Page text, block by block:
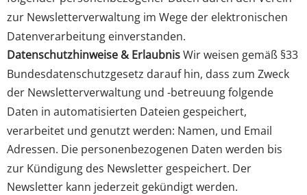
zur Newsletterverwaltung im Wege der elektronischen
Datenverarbeitung einverstanden.
Datenschutzhinweise & ErlaubnisWir weisen gemäß §33
Bundesdatenschutzgesetz darauf hin, dass zum Zweck
der Newsletterverwaltung und -betreuung folgende
Daten in automatisierten Dateien gespeichert,
verarbeitet und genutzt werden: Namen, und Email
Adressen. Die personenbezogenen Daten werden bis
zur Kündigung des Newsletter gespeichert. Der
Newsletter kann jederzeit gekündigt werden.